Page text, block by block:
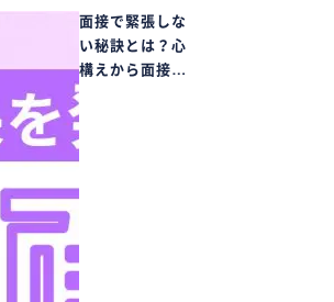
面接で緊張しな
い秘訣とは？心
構えから面接…